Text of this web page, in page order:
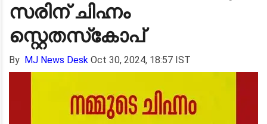
സരിന് ചിഹ്നം
സ്റ്റെതസ്‌കോപ്
By MJ News Desk Oct 30, 2024, 18:57 IST